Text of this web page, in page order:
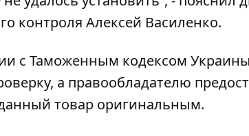
контроля Алексей Василенко.
с Таможенным кодексом
а правообладателю
товар оригинальным.